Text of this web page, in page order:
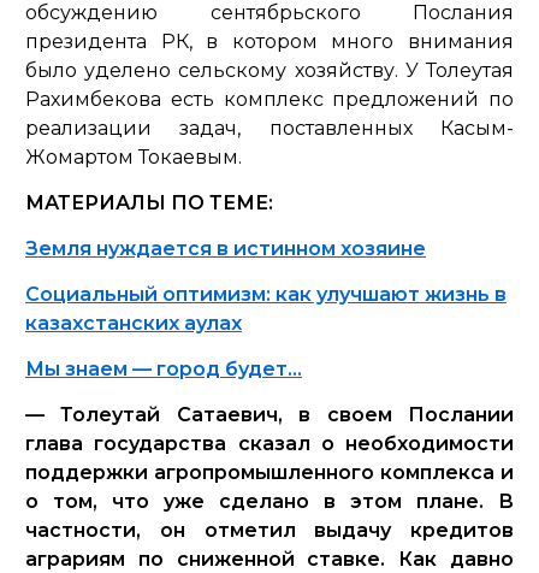
обсуждению сентябрьского Послания
президента РК, в котором много внимания
было уделено сельскому хозяйству. У Толеутая
Рахимбекова есть комплекс предложений по
реализации задач, поставленных Касым-
Жомартом Токаевым.
МАТЕРИАЛЫ ПО ТЕМЕ:
Земля нуждается в истинном хозяине
Социальный оптимизм: как улучшают жизнь в
казахстанских аулах
Мы знаем — город будет…
— Толеутай Сатаевич, в своем Послании
глава государства сказал о необходимости
поддержки агропромышленного комплекса и
о том, что уже сделано в этом плане. В
частности, он отметил выдачу кредитов
аграриям по сниженной ставке. Как давно